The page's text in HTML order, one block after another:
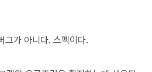
그가 아니다. 스펙이다.